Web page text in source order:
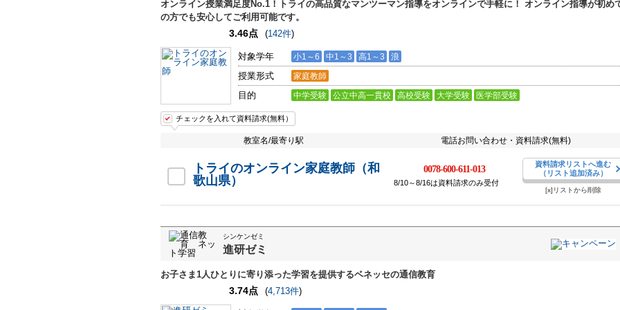
オンライン授業満足度No.1！トライの高品質なマンツーマン指導をオンラインで手軽に！ オンライン指導が初め
の方でも安心してご利用可能です。
3.46点 (142件)
対象学年 小1～6 中1～3 高1～3 浪
授業形式 家庭教師
目的 中学受験 公立中高一貫校 高校受験 大学受験 医学部受験
チェックを入れて資料請求(無料）
教室名/最寄り駅 電話お問い合わせ・資料請求(無料)
トライのオンライン家庭教師（和
歌山県）
0078-600-611-013
8/10～8/16は資料請求のみ受付
資料請求リストへ進む
（リスト追加済み）
[x]リストから削除
シンケンゼミ
進研ゼミ
お子さま1人ひとりに寄り添った学習を提供するベネッセの通信教育
3.74点 (4,713件)